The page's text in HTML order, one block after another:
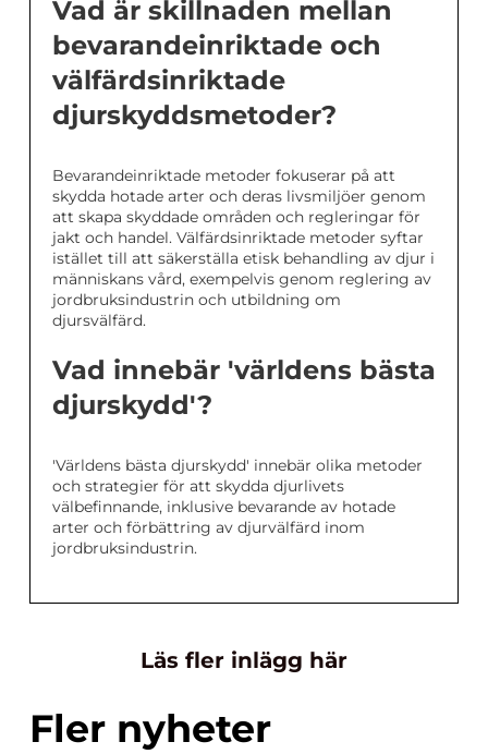
Vad är skillnaden mellan
bevarandeinriktade och
välfärdsinriktade
djurskyddsmetoder?
Bevarandeinriktade metoder fokuserar på att
skydda hotade arter och deras livsmiljöer genom
att skapa skyddade områden och regleringar för
jakt och handel. Välfärdsinriktade metoder syftar
istället till att säkerställa etisk behandling av djur i
människans vård, exempelvis genom reglering av
jordbruksindustrin och utbildning om
djursvälfärd.
Vad innebär 'världens bästa
djurskydd'?
'Världens bästa djurskydd' innebär olika metoder
och strategier för att skydda djurlivets
välbefinnande, inklusive bevarande av hotade
arter och förbättring av djurvälfärd inom
jordbruksindustrin.
Läs fler inlägg här
Fler nyheter